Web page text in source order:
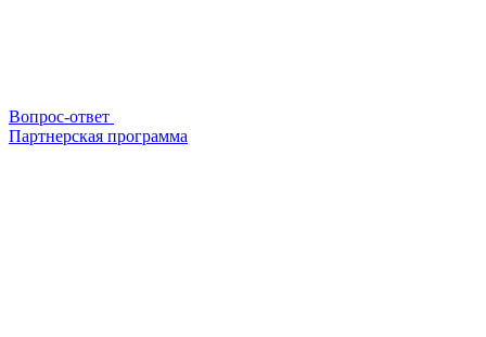
Вопрос-ответ
Партнерская программа